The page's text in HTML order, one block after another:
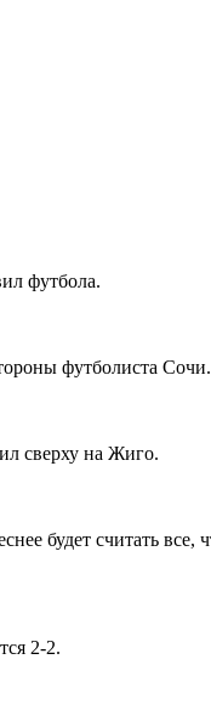
футбола.
футболиста Сочи.
сверху на Жиго.
будет считать все,
2-2.